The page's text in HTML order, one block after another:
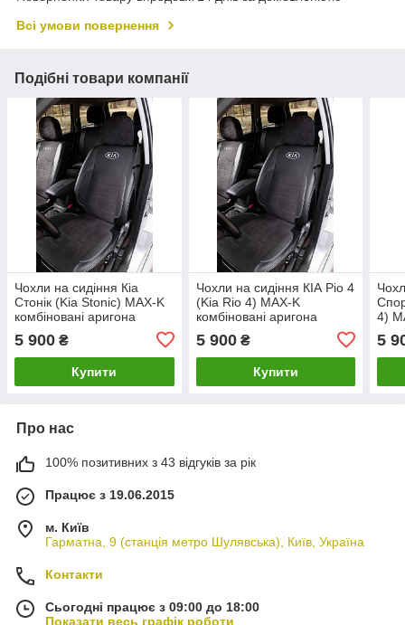
Всі умови повернення
Подібні товари компанії
Чохли на сидіння Кіа
Стонік (Kia Stonic) MAX-K
комбіновані аригона
5 900 ₴
Купити
Чохли на сидіння КІА Ріо 4
(Kia Rio 4) MAX-K
комбіновані аригона
5 900₴
Купити
4)
5
Про нас
100% позитивних з 43 відгуків за рік
Працює з 19.06.2015
м. Київ
Гарматна, 9 (станція метро Шулявська), Київ, Україна
Контакти
Сьогодні працює з 09:00 до 18:00
Показати весь графік роботи